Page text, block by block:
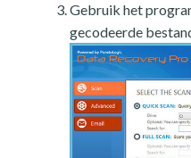
Gebruik het
gecodeerde